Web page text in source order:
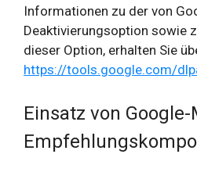
Informationen zu der von
Deaktivierungsoption sowie
dieser Option, erhalten Sie
https://tools.google.com/
Einsatz von